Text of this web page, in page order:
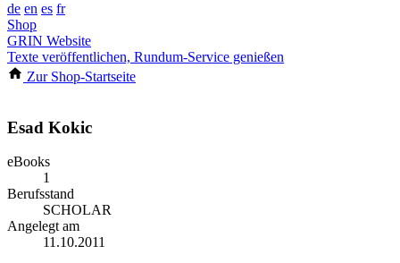
de en es fr
Shop
GRIN Website
Texte veröffentlichen, Rundum-Service genießen
Zur Shop-Startseite
Esad Kokic
eBooks
1
Berufsstand
SCHOLAR
Angelegt am
11.10.2011